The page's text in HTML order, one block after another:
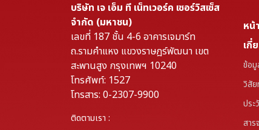
บริษัท เจ เอ็ม ที เน็ทเวอร์ค เซอร์วิสเซ็ส
จำกัด (มหาชน)
เลขที่ 187 ชั้น 4-6 อาคารเจมาร์ท
ถ.รามคำแหง แขวงราษฎร์พัฒนา เขต
สะพานสูง กรุงเทพฯ 10240
โทรศัพท์: 1527
โทรสาร: 0-2307-9900
ติดตามเรา :
หน้
เกี่
ข้อ
วิสั
ประ
สาร